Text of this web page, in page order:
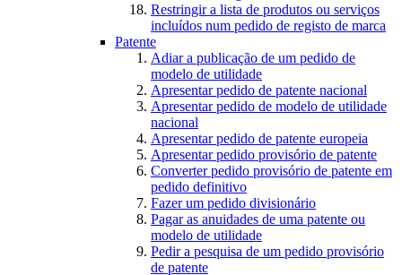
Restringir a lista de produtos ou serviços
incluídos num pedido de registo de marca
Patente
Adiar a publicação de um pedido de
modelo de utilidade
Apresentar pedido de patente nacional
Apresentar pedido de modelo de utilidade
nacional
Apresentar pedido de patente europeia
Apresentar pedido provisório de patente
Converter pedido provisório de patente em
pedido definitivo
Fazer um pedido divisionário
Pagar as anuidades de uma patente ou
modelo de utilidade
Pedir a pesquisa de um pedido provisório
de patente